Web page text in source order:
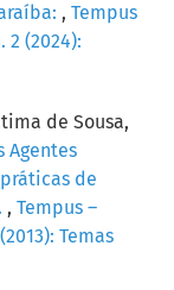
, Tempus
2 (2024):
de Sousa,
Agentes
de
, Tempus –
Temas